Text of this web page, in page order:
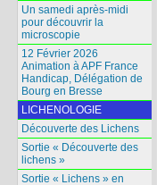
Un samedi après-midi
pour découvrir la
microscopie
12 Février 2026
Animation à APF France
Handicap, Délégation de
Bourg en Bresse
LICHENOLOGIE
Découverte des Lichens
Sortie « Découverte des
lichens »
Sortie « Lichens » en